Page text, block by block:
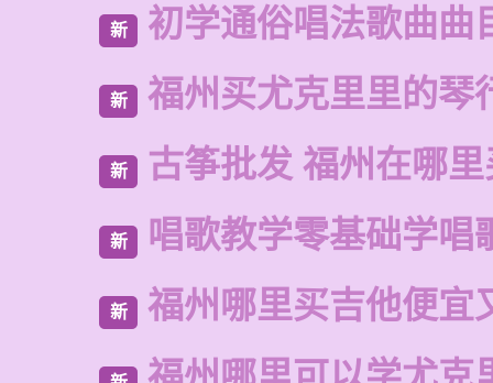
新 初学通俗唱法歌曲曲
新 福州买尤克里里的琴
新 古筝批发 福州在哪
新 唱歌教学零基础学唱
新 福州哪里买吉他便宜